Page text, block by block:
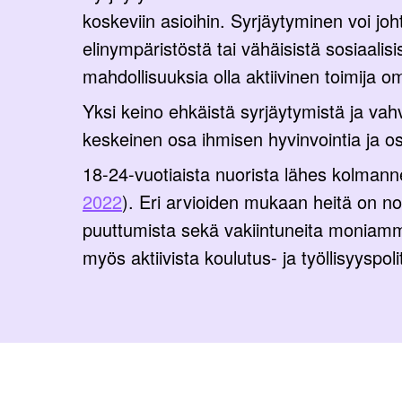
koskeviin asioihin. Syrjäytyminen voi
elinympäristöstä tai vähäisistä
mahdollisuuksia olla aktiivinen toimija
Yksi keino ehkäistä syrjäytymistä ja
keskeinen osa ihmisen hyvinvointia ja
18-24-vuotiaista nuorista lähes
2022). Eri arvioiden mukaan heitä on
puuttumista sekä vakiintuneita
myös aktiivista koulutus- ja